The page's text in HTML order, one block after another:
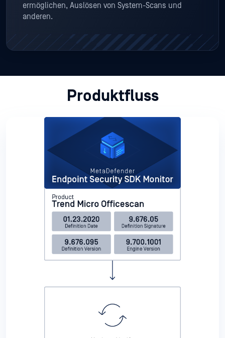
ermöglichen, Auslösen von System-Scans und
anderen.
Produktfluss